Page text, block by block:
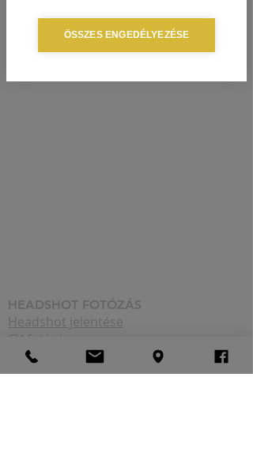
ÖSSZES ENGEDÉLYEZÉSE
​HEADSHOT FOTÓZÁS
Headshot jelentése
CV fotózás
Fotózás sminkessel
Tóth Balázs Fotóstúdió